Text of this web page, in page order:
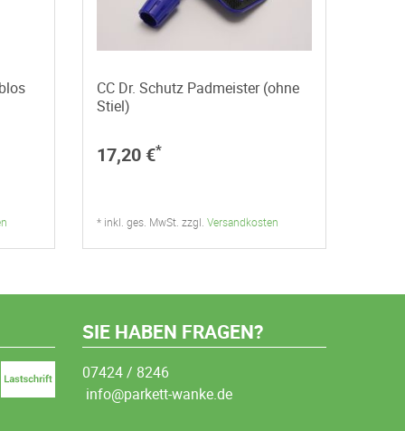
CC Dr. Schutz Padmeister (ohne
Stiel)
17,20 €*
* inkl. ges. MwSt. zzgl. Versandkosten
SIE HABEN FRAGEN?
07424 / 8246
info@parkett-wanke.de